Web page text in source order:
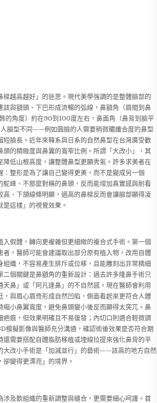
越高越好」的迷思。現代美學強調的是整體臉部的
與額頭、下巴形成流暢的弧線，鼻額角（眉間到鼻
的角度）約在90到100度左右，鼻面角（鼻背到臉平
臉型不同——例如圓臉的人需要稍微穠纖合度的鼻型
臉長。近年來韓系與日系的自然鼻型在台灣廣受歡
的精緻度與鼻翼的寬窄比例。所謂「大改小」，其
低山根高度，讓整體鼻型更顯秀氣。許多求美者在
整形是為了讓自己變得更美，而不是變成另一個
峰、不那麼對稱的鼻頭，反而能增加真實感與耐看
、下頷線條明顯，過高的鼻樑反而會讓臉部顯得凌
這樣」的視覺效果。
假體，轉向更複雜但更細緻的複合式手術。第一個
，醫師可能會建議取出部分原有植入物，改用自體
織，不容易產生排斥或位移，且能雕刻出非常精細
個關鍵是鼻額角的重新設計：過去許多隆鼻手術只
鼻」或「阿凡達鼻」的不自然感。現在醫師會利用
與眉心眉骨形成自然凹陷，側面看起來更符合人體
小鼻翼寬度，避免鼻頭變小後反而顯得太突兀。鼻
痕，但效果明確且不易復發；內切口則適合輕微調
模擬影像與醫師充分溝通，確認術後效果是否符合期
需要搭配自體脂肪移植或埋線拉提來強化鼻背的平
大改小手術是「加減並行」的藝術——該高的地方自然
變得更漂亮」的境界。
及軟組織的重新調整與縫合，更需要細心呵護。首